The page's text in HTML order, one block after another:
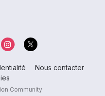
Nous contacter
Community